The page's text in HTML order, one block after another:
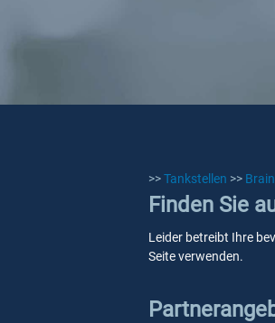
>>Tankstellen >>
Finden Sie
Leider betreibt Ihre
Seite verwenden.